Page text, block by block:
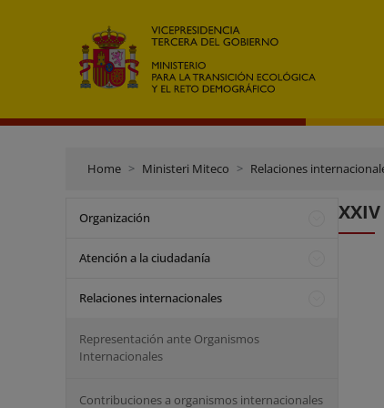
Home Ministeri Miteco Relaciones
Organización
Atención a la ciudadanía
Relaciones internacionales
Representación ante Organismos
Internacionales
Contribuciones a organismos internacionales